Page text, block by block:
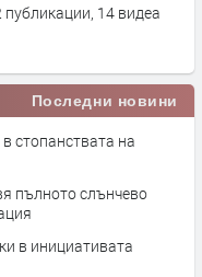
– 3892 публикации, 14 видеа
Последни новини
стопанствата на
пълното слънчево
в инициативата